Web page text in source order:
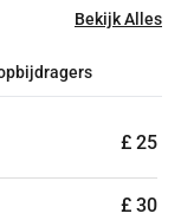
decennium
we doen en een
diepe zakken. Na
levencrisis en
onverwachte
Bekijk Alles
£ 25
£ 30